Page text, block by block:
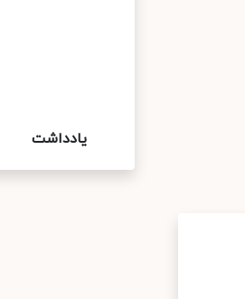
یادداشت